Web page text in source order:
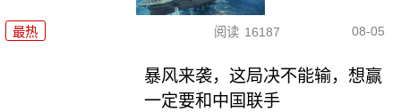
最热 阅读 16187 08-05
暴风来袭，这局决不能输，想赢
一定要和中国联手